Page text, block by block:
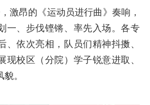
，激昂的《运动员进行曲》奏响，
一、步伐铿锵、率先入场。各专
、依次亮相，队员们精神抖擞、
现校区（分院）学子锐意进取、
。